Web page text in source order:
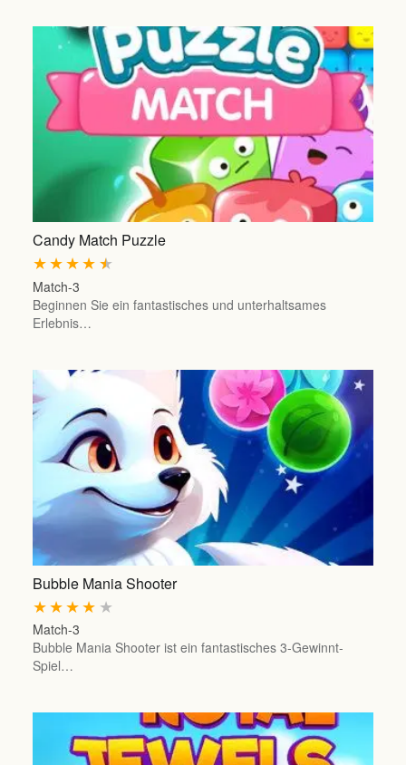
Candy Match Puzzle
★
★
★
★
★
Match-3
Beginnen Sie ein fantastisches und unterhaltsames
Erlebnis…
Bubble Mania Shooter
★
★
★
★
★
Match-3
Bubble Mania Shooter ist ein fantastisches 3-Gewinnt-
Spiel…